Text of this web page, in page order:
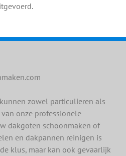
zowel particulieren als
onze professionele
dakgoten schoonmaken of
en dakpannen reinigen is
klus, maar kan ook gevaarlijk